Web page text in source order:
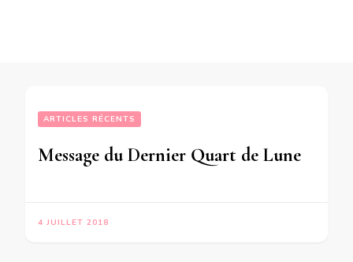
ARTICLES RÉCENTS
4 JUILLET 2018